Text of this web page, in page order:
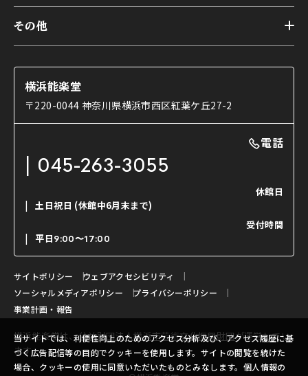
当サイトでは、利便性向上のためのアクセス分析及び、アクセス履歴に基
づく広告配信等の目的でクッキーを使用します。サイトの閲覧を続けた
場合、クッキーの使用に同意いただいたものとみなします。個人情報の
本舞台座席
交通アクセス
第二舞台
研修室
楽屋
ご利用の流れ
利用料金表
能舞台と演じ手
使用する道具
能・狂言の曲目説明
日本の古典芸能
その他
コラム
OTABISHO
チケット購入方法
ご寄附について
よくいただくご質問
お問い合わせ
横浜能楽堂
〒220-0044 神奈川県横浜市西区紅葉ケ丘27-2
電話
045-263-3055
休館日
土日祝日 (休館中6月末まで)
受付時間
平日9:00〜17:00
サイトポリシー
ウェブアクセシビリティ
ソーシャルメディアポリシー
プライバシーポリシー
事業計画・報告
横浜能楽堂は、公益財団法人横浜市芸術文化振興財団が運営してい
ます。